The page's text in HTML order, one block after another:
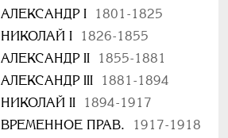
АЛЕКСАНДР I
1801-1825
НИКОЛАЙ I
1826-1855
АЛЕКСАНДР II
1855-1881
АЛЕКСАНДР III
1881-1894
НИКОЛАЙ II
1894-1917
ВРЕМЕННОЕ ПРАВ.
1917-1918